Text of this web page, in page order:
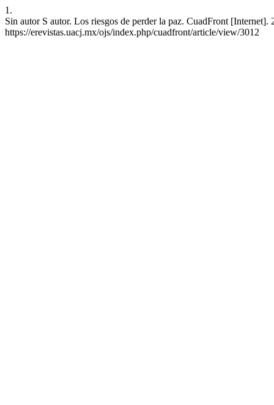
1.
Sin autor S autor. Los riesgos de perder la paz. CuadFront
https://erevistas.uacj.mx/ojs/index.php/cuadfront/article/view/3012